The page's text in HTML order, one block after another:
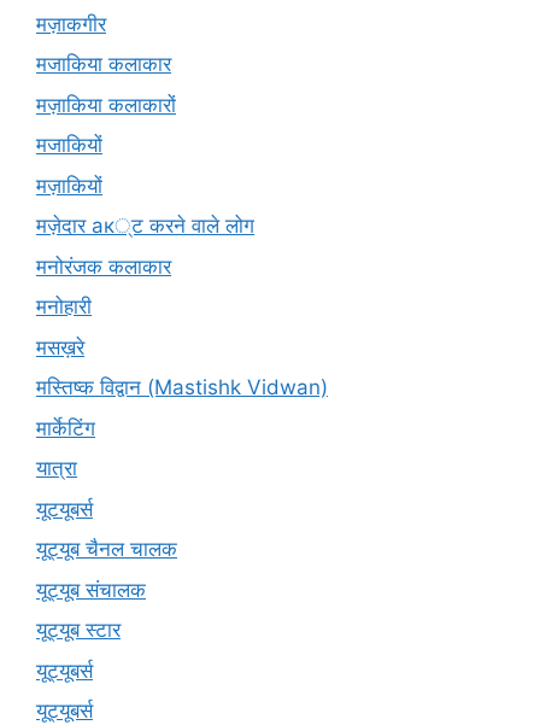
मज़ाकगीर
मजाकिया कलाकार
मज़ाकिया कलाकारों
मजाकियों
मज़ाकियों
मज़ेदार ак्ट करने वाले लोग
मनोरंजक कलाकार
मनोहारी
मसख़रे
मस्तिष्क विद्वान (Mastishk Vidwan)
मार्केटिंग
यात्रा
यूटयूबर्स
यूट्यूब चैनल चालक
यूट्यूब संचालक
यूट्यूब स्टार
यूट्यूबर्स
यूट्‍यूबर्स